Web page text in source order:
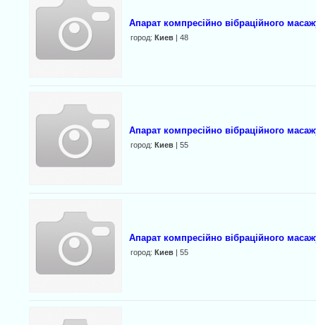
Апарат компресійно вібраційного
город: Киев| 48
Апарат компресійно вібраційного
город: Киев| 55
Апарат компресійно вібраційного
город: Киев| 55